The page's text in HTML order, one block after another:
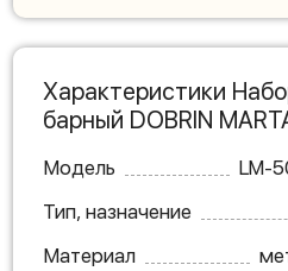
Характеристики
барный DOBRIN
Модель
LM-
Тип, назначение
Материал